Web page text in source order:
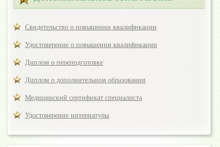
Свидетельство о повышении квалификации
Удостоверение о повышении квалификации
Диплом о переподготовке
Диплом о дополнительном образовании
Медицинский сертификат специалиста
Удостоверение интернатуры